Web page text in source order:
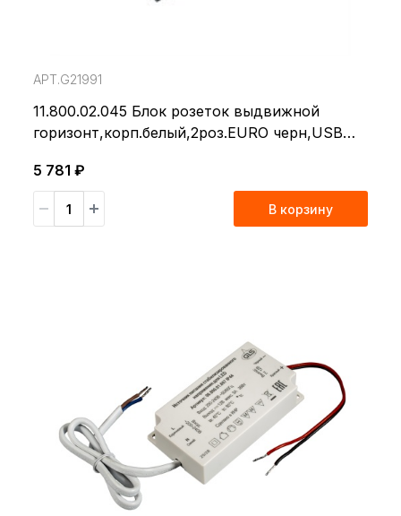
АРТ.G21991
11.800.02.045 Блок розеток выдвижной
горизонт,корп.белый,2роз.EURO черн,USB
5 781 ₽
В корзину